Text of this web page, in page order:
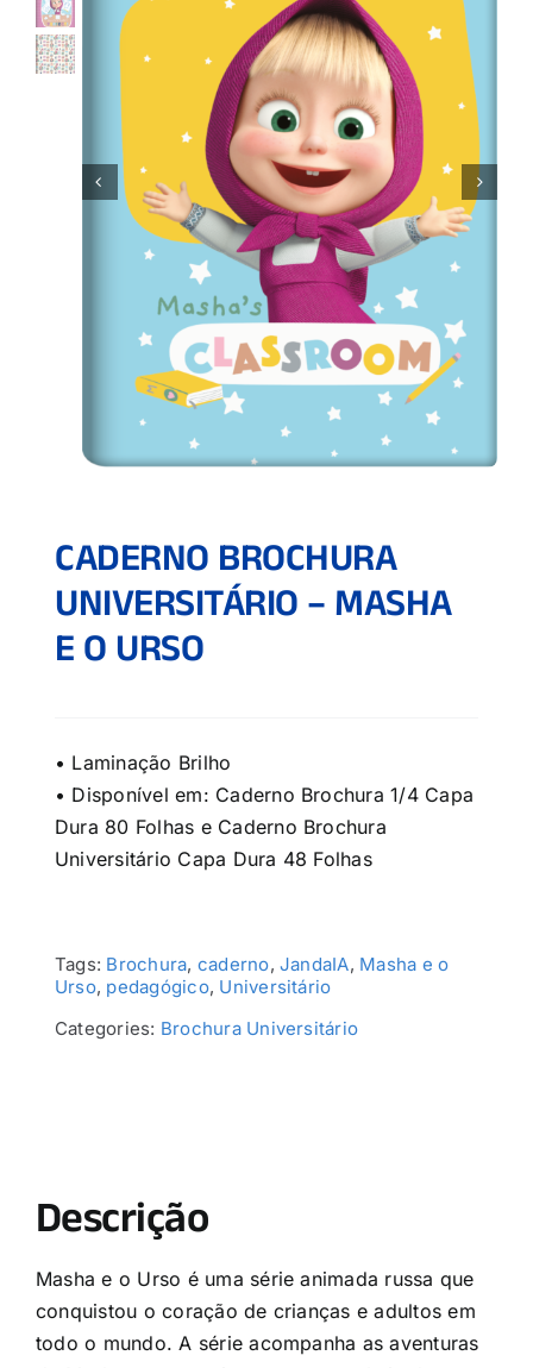
CADERNO BROCHURA
UNIVERSITÁRIO – MASHA
E O URSO
• Laminação Brilho
• Disponível em: Caderno Brochura 1/4 Capa
Dura 80 Folhas e Caderno Brochura
Universitário Capa Dura 48 Folhas
Tags: Brochura, caderno,JandaIA, Masha e o
Urso, pedagógico, Universitário
Categories: Brochura Universitário
Descrição
Masha e o Urso é uma série animada russa que
conquistou o coração de crianças e adultos em
todo o mundo. A série acompanha as aventuras